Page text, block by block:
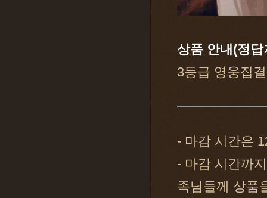
상품 안내(정답
3등급 영웅집
- 마감 시간은
- 마감 시간까
족님들께 상품